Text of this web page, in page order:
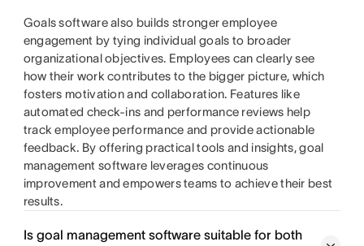
Goals software also builds stronger employee
engagement by tying individual goals to broader
organizational objectives. Employees can clearly see
how their work contributes to the bigger picture, which
fosters motivation and collaboration. Features like
automated check-ins and performance reviews help
track employee performance and provide actionable
feedback. By offering practical tools and insights, goal
management software leverages continuous
improvement and empowers teams to achieve their best
results.
Is goal management software suitable for both